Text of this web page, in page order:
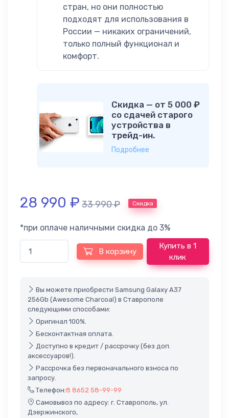
стран, но они полностью
подходят для использования в
России — никаких ограничений,
только полный функционал и
комфорт.
Скидка — от 5 000 ₽
со сдачей старого
устройства в
трейд-ин.
Подробнее
28 990 ₽ 33 990₽ Скидка
*при оплаче наличными скидка до 3%
В корзину
Купить в 1
клик
Вы можете приобрести Samsung Galaxy A37
256Gb (Awesome Charcoal) в Ставрополе
следующими способами:
Оригинал 100%.
Бесконтактная оплата.
Доступно в кредит / рассрочку (без доп.
аксессуаров!).
Рассрочка без первоначального взноса по
запросу.
Телефон:8 8652 58-99-99
Самовывоз по адресу: г. Ставрополь, ул.
Дзержинского,